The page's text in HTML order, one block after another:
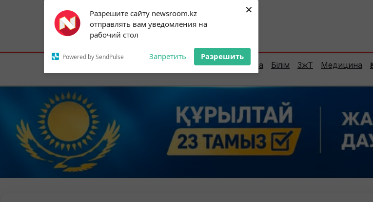
Разрешите сайту newsroom.kz
отправлять вам уведомления на
рабочий стол
Powered by SendPulse Запретить Разрешить
×
Subscribe to our
notifications!
To enable permission prompts, click on
the notification icon
Астана:20°C Алматы:22°C Шымкент:
Елорда Сараптама Білім ЗжТ Медицина